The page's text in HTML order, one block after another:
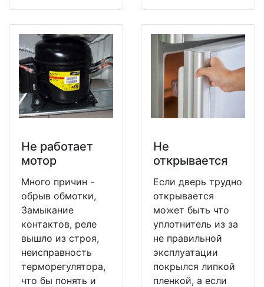
Не работает
мотор
Много причин -
обрыв обмотки,
Замыкание
контактов, реле
вышло из строя,
неисправность
терморегулятора,
что бы понять и
Не
открывается
Если дверь трудно
открывается
может быть что
уплотнитель из за
не правильной
эксплуатации
покрылся липкой
пленкой, а если